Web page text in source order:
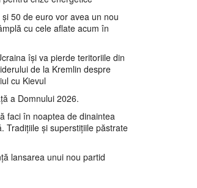
50 de euro vor avea un nou
cu cele aflate acum în
își va pierde teritoriile din
de la Kremlin despre
cu Kievul
a Domnului 2026.
faci în noaptea de dinaintea
Tradițiile și superstițiile păstrate
lansarea unui nou partid